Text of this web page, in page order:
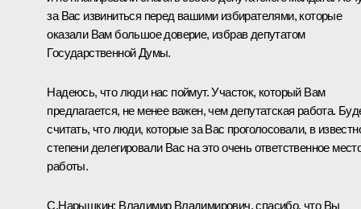
за Вас извиниться перед вашими избирателями, которые
оказали Вам большое доверие, избрав депутатом
Государственной Думы.
Надеюсь, что люди нас поймут. Участок, который Вам
предлагается, не менее важен, чем депутатская работа.
считать, что люди, которые за Вас проголосовали, в
степени делегировали Вас на это очень ответственное
работы.
С.Нарышкин: Владимир Владимирович, спасибо, что Вы